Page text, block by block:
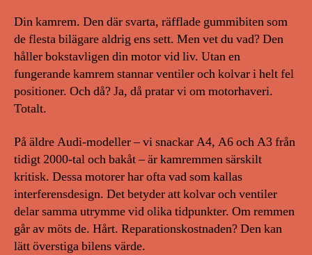
Din kamrem. Den där svarta, räfflade gummibiten som
de flesta bilägare aldrig ens sett. Men vet du vad? Den
håller bokstavligen din motor vid liv. Utan en
fungerande kamrem stannar ventiler och kolvar i helt fel
positioner. Och då? Ja, då pratar vi om motorhaveri.
Totalt.
På äldre Audi-modeller – vi snackar A4, A6 och A3 från
tidigt 2000-tal och bakåt – är kamremmen särskilt
kritisk. Dessa motorer har ofta vad som kallas
interferensdesign. Det betyder att kolvar och ventiler
delar samma utrymme vid olika tidpunkter. Om remmen
går av möts de. Hårt. Reparationskostnaden? Den kan
lätt överstiga bilens värde.